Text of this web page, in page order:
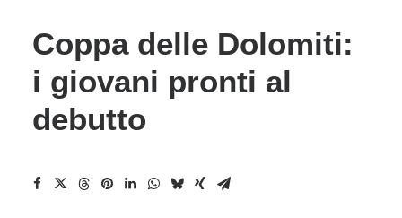
Coppa delle Dolomiti:
i giovani pronti al
debutto